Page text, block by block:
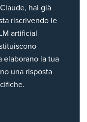
hai già
riscrivendo le
artificial
elaborano la tua
una risposta